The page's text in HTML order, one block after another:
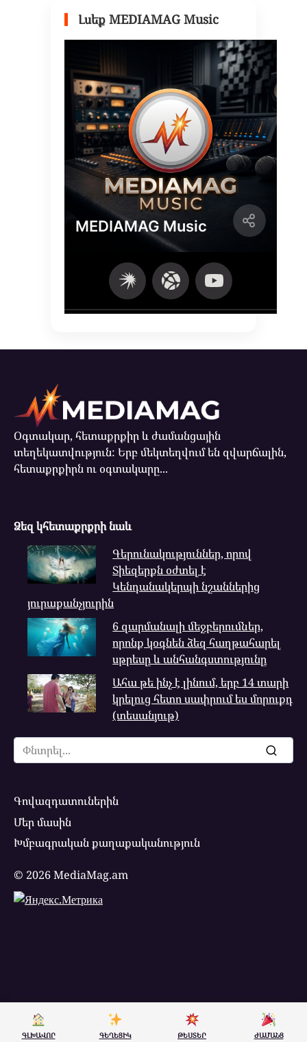
Լսեք MEDIAMAG Music
Օգտակար, հետաքրքիր և ժամանցային
տեղեկատվություն: Երբ մեկտեղվում են զվարճալին,
հետաքրքիրն ու օգտակարը...
Ձեզ կհետաքրքրի նաև
Գերունակություններ, որով
Տիեզերքն օժտել է
Կենդանակերպի նշաններից
յուրաքանչյուրին
6 զարմանալի մեջբերումներ,
որոնք կօգնեն ձեզ հաղթահարել
սթրեսը և անհանգստությունը
Ահա թե ինչ է լինում, երբ 14 տարի
կրելուց հետո սափրում ես մորուքդ
(տեսանյութ)
Search
for:
Գովազդատուներին
Մեր մասին
Խմբագրական քաղաքականություն
© 2026 MediaMag.am
ԳԼԽԱՎՈՐ ԳԵՂԵՑԻԿ ԹԵՍՏԵՐ ԺԱՄԱՆՑ